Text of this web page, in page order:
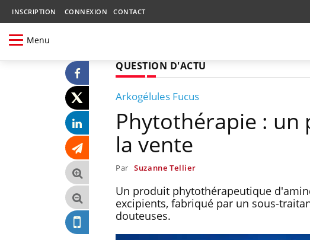
INSCRIPTION CONNEXION CONTACT
Menu
QUESTION D'ACTU
Arkogélules Fucus
Phytothérapie :
la vente
Par Suzanne Tellier
Un produit phytothérapeutique
excipients, fabriqué par un sous-
douteuses.